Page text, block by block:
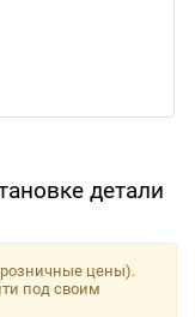
детали
розничные цены).
под своим